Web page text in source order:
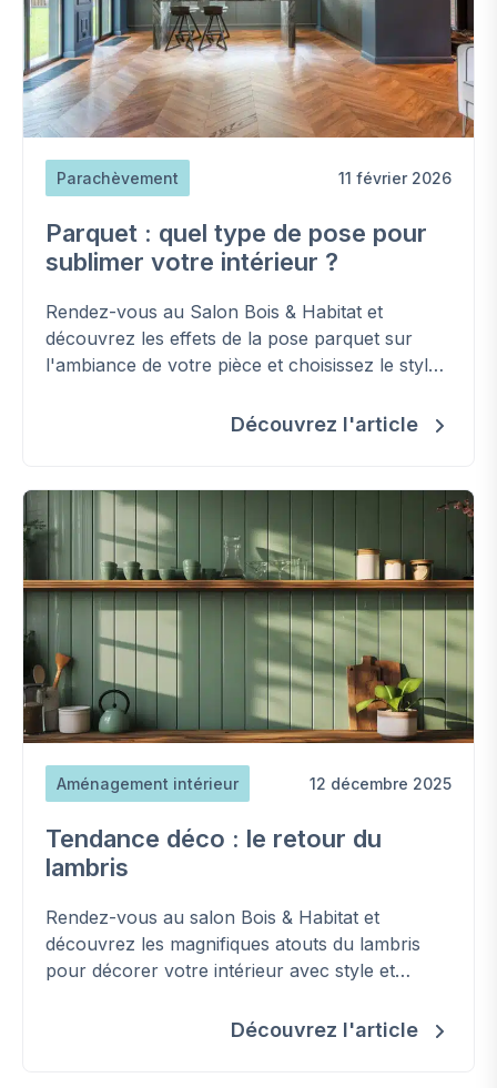
Parachèvement 11 février 2026
Parquet : quel type de pose pour
sublimer votre intérieur ?
Rendez-vous au Salon Bois & Habitat et
découvrez les effets de la pose parquet sur
l'ambiance de votre pièce et choisissez le style
Découvrez l'article
Aménagement intérieur 12 décembre 2025
Tendance déco : le retour du
lambris
Rendez-vous au salon Bois & Habitat et
découvrez les magnifiques atouts du lambris
pour décorer votre intérieur avec style et
Découvrez l'article